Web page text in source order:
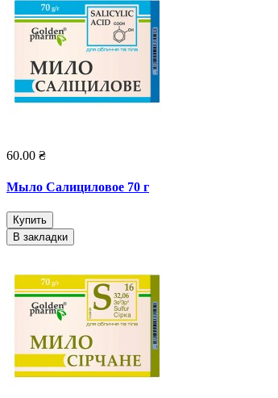
60.00 ₴
Мыло Салициловое 70 г
Купить
В закладки